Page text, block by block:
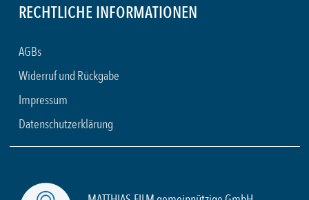
RECHTLICHE INFORMATIONEN
AGBs
Widerruf und Rückgabe
Impressum
Datenschutzerklärung